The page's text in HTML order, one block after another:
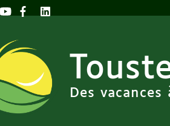
Des vacances